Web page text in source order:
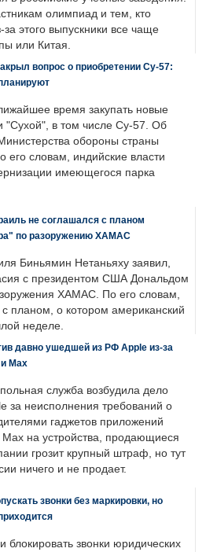
олимпиад и тем, кто
этого выпускники все чаще
или Китая.
вопрос о приобретении Су-57:
время закупать новые
"Сухой", в том числе Су-57. Об
обороны страны
словам, индийские власти
имеющегося парка
не соглашался с планом
по разоружению ХАМАС
Биньямин Нетаньяху заявил,
с президентом США Дональдом
ХАМАС. По его словам,
планом, о котором американский
неделе.
давно ушедшей из РФ Apple из-за
Max
служба возбудила дело
за неисполнения требований о
гаджетов приложений
на устройства, продающиеся
грозит крупный штраф, но тут
ничего и не продает.
звонки без маркировки, но
блокировать звонки юридических